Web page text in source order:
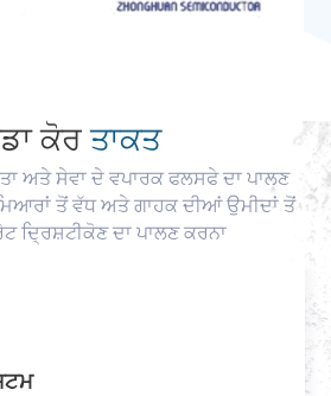
ਕੋਰਤਾਕਤ
ਅਤੇ ਸੇਵਾ ਦੇ ਵਪਾਰਕ ਫਲਸਫੇ ਦਾ ਪਾਲਣ
ਤੋਂ ਵੱਧ ਅਤੇ ਗਾਹਕ ਦੀਆਂ ਉਮੀਦਾਂ ਤੋਂ
ਦ੍ਰਿਸ਼ਟੀਕੋਣ ਦਾ ਪਾਲਣ ਕਰਨਾ